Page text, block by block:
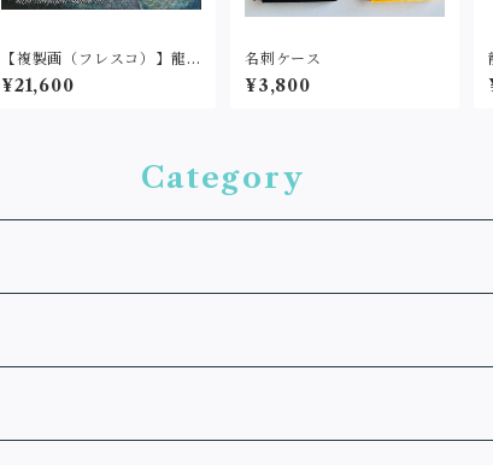
【複製画（フレスコ）】龍
体次元図(A4サイズ）パネル
¥21,600
名刺ケース
¥3,800
Category